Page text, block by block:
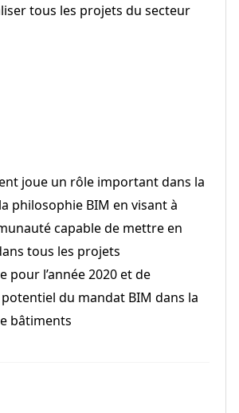
tous les projets du secteur
joue un rôle important dans la
philosophie BIM en visant à
capable de mettre en
tous les projets
pour l’année 2020et de
du mandat BIM dans la
bâtiments